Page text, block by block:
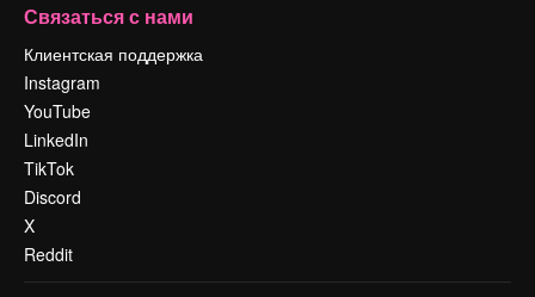
Связаться с нами
Клиентская поддержка
Instagram
YouTube
LinkedIn
TikTok
Discord
X
Reddit